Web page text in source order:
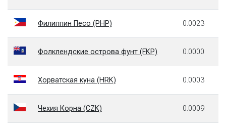
Филиппин Песо (PHP) 0.0023
Фолклендские острова фунт (FKP) 0.0000
Хорватская куна (HRK) 0.0003
Чехия Корна (CZK) 0.0009